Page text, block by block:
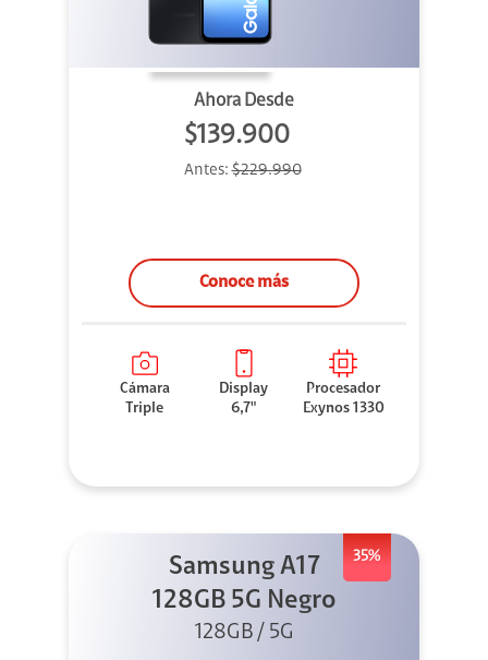
Ahora Desde
$139.900
Antes:$229.990
Conoce más
Cámara
Triple
Display
6,7"
Procesador
Exynos 1330
35%
Samsung A17
128GB 5G Negro
128GB / 5G